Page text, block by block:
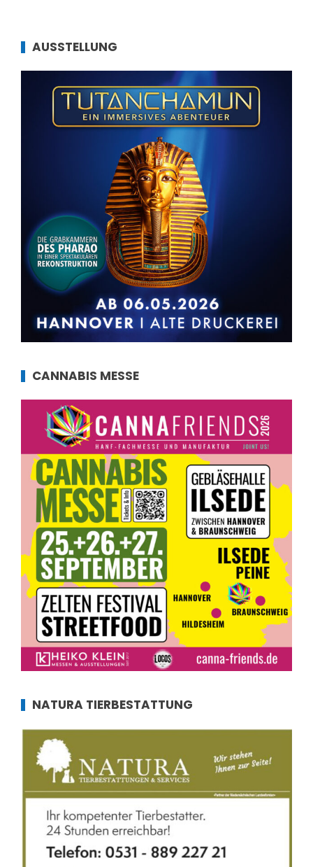
AUSSTELLUNG
CANNABIS MESSE
NATURA TIERBESTATTUNG